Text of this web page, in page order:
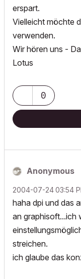
erspart.
Vielleicht möchte
verwenden.
Wir hören uns -
Lotus
0
Anonymous
‎2004-07-2403:54
haha dpi und das
an graphisoft...ich
streichen.
ich glaube das